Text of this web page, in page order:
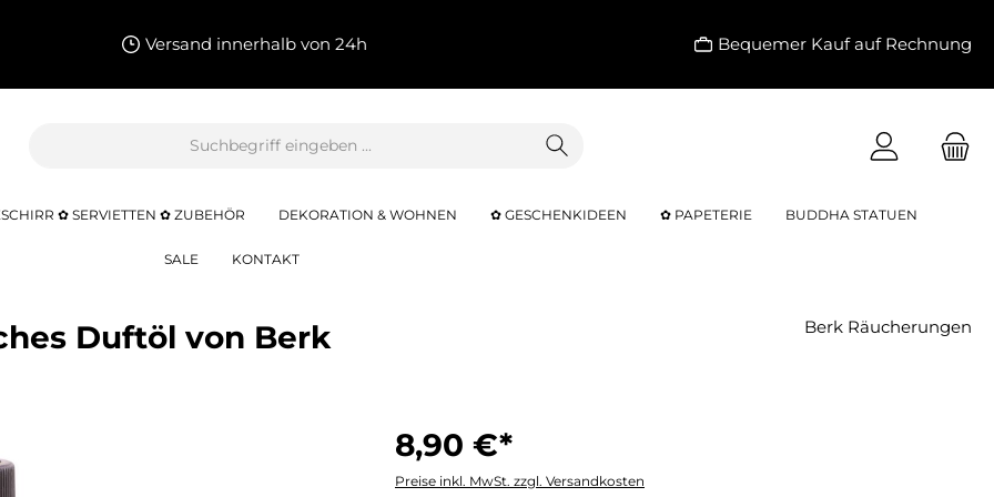
Versand innerhalb von 24h Bequemer Kauf auf Rechnung
✿ SERVIETTEN ✿ ZUBEHÖR DEKORATION & WOHNEN ✿ GESCHENKIDEEN ✿ PAPETERIE BUDDHA STATUEN
SALE KONTAKT
Duftöl von Berk Berk Räucherungen
8,90 €*
Preise inkl. MwSt. zzgl. Versandkosten